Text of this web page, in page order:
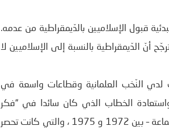
قبول الإسلاميين بالدّيمقراطية من عدمه.
بالنسبة إلى الإسلاميين لا
لدي النّخب العلمانية وقطاعات واسعة في
الخطاب الذي كان سائدا في “فكر
البدايات”، وخاصة في العديد من المقالات المنشورة في مجلة “المعرفة” – التابعة للجماعة – بين 1972 و 1975 ، والتي كانت تحصر